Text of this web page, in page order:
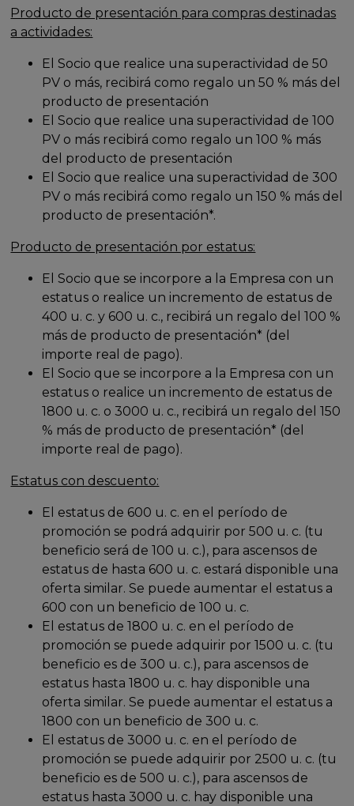
Producto de presentación para compras destinadas
a actividades:
El Socio que realice una superactividad de 50
PV o más, recibirá como regalo un 50 % más del
producto de presentación
El Socio que realice una superactividad de 100
PV o más recibirá como regalo un 100 % más
del producto de presentación
El Socio que realice una superactividad de 300
PV o más recibirá como regalo un 150 % más del
producto de presentación*.
Producto de presentación por estatus:
El Socio que se incorpore a la Empresa con un
estatus o realice un incremento de estatus de
400 u. c. y 600 u. c., recibirá un regalo del 100 %
más de producto de presentación* (del
importe real de pago).
El Socio que se incorpore a la Empresa con un
estatus o realice un incremento de estatus de
1800 u. c. o 3000 u. c., recibirá un regalo del 150
% más de producto de presentación* (del
importe real de pago).
Estatus con descuento:
El estatus de 600 u. c. en el período de
promoción se podrá adquirir por 500 u. c. (tu
beneficio será de 100 u. c.), para ascensos de
estatus de hasta 600 u. c. estará disponible una
oferta similar. Se puede aumentar el estatus a
600 con un beneficio de 100 u. c.
El estatus de 1800 u. c. en el período de
promoción se puede adquirir por 1500 u. c. (tu
beneficio es de 300 u. c.), para ascensos de
estatus hasta 1800 u. c. hay disponible una
oferta similar. Se puede aumentar el estatus a
1800 con un beneficio de 300 u. c.
El estatus de 3000 u. c. en el período de
promoción se puede adquirir por 2500 u. c. (tu
beneficio es de 500 u. c.), para ascensos de
estatus hasta 3000 u. c. hay disponible una